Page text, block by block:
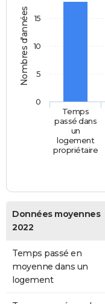
Nombres d'années
Temps
passé dans
un
logement
propriétaire
0
5
10
15
Données moyennes
2022
Temps passé en
moyenne dans un
logement